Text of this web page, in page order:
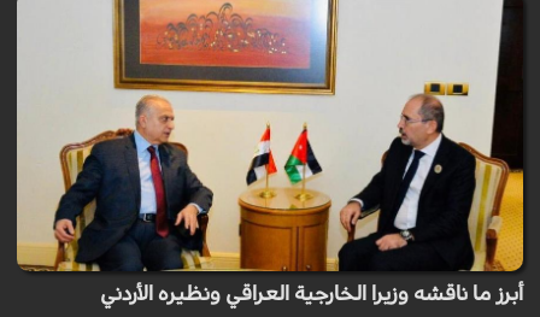
أبرز ما ناقشه وزيرا الخارجية العراقي ونظيره الأردني